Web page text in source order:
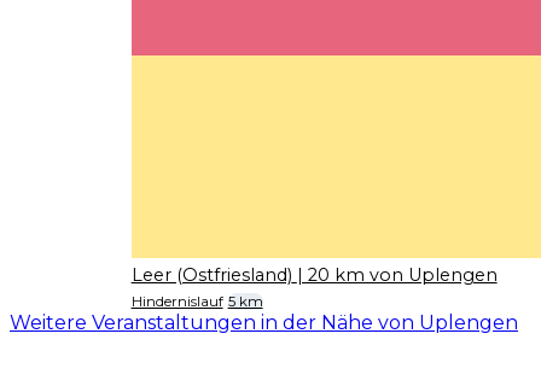
Leer (Ostfriesland) | 20 km von Uplengen
Hindernislauf 5 km
Weitere Veranstaltungen in der Nähe von Uplengen